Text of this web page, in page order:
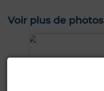
Voir plus de photos